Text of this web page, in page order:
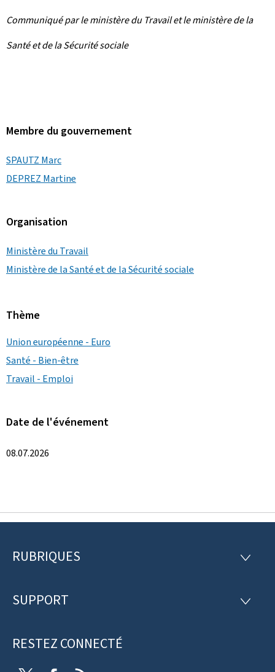
Communiqué par le ministère du Travail et le ministère de la
Santé et de la Sécurité sociale
Membre du gouvernement
SPAUTZ Marc
DEPREZ Martine
Organisation
Ministère du Travail
Ministère de la Santé et de la Sécurité sociale
Thème
Union européenne - Euro
Santé - Bien-être
Travail - Emploi
Date de l'événement
08.07.2026
P
e
d
RUBRIQUES
R
R
SUPPORT
S
RESTEZ CONNECTÉ